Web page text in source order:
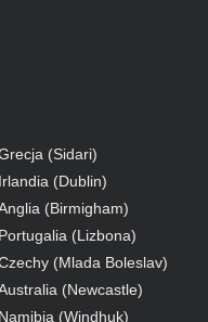
(Sidari)
Irlandia (Dublin)
(Birmigham)
Portugalia (Lizbona)
(Mlada Boleslav)
(Newcastle)
Namibia (Windhuk)